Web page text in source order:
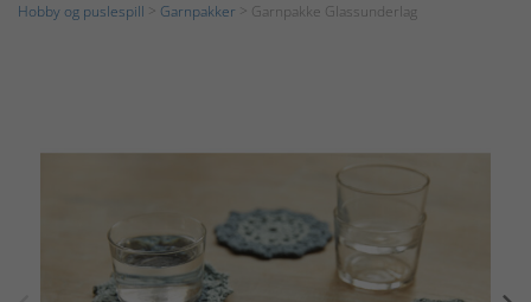
Hobby og puslespill Garnpakker > Garnpakke Glassunderlag